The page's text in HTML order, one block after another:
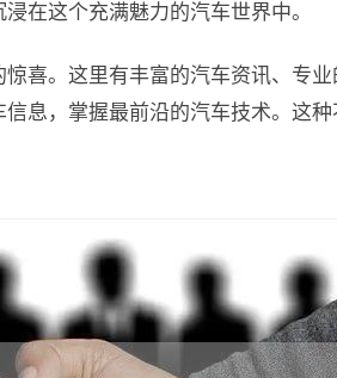
在这个充满魅力的汽车世界中。
喜。这里有丰富的汽车资讯、专
息，掌握最前沿的汽车技术。这